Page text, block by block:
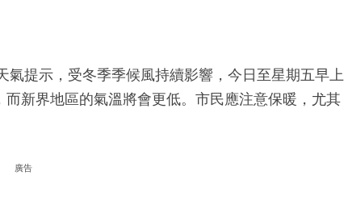
提示，受冬季季候風持續影響，今日至星期五早上
新界地區的氣溫將會更低。市民應注意保暖，尤其
廣告